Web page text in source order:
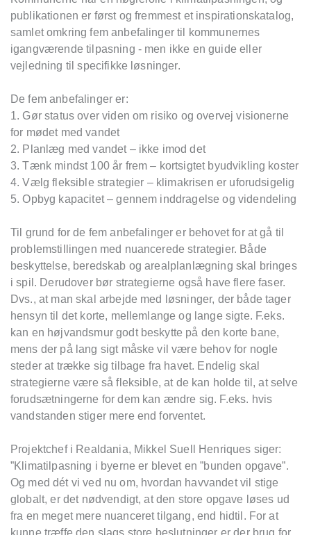
publikationen er først og fremmest et inspirationskatalog,
samlet omkring fem anbefalinger til kommunernes
igangværende tilpasning - men ikke en guide eller
vejledning til specifikke løsninger.
De fem anbefalinger er:
1. Gør status over viden om risiko og overvej visionerne
for mødet med vandet
2. Planlæg med vandet – ikke imod det
3. Tænk mindst 100 år frem – kortsigtet byudvikling koster
4. Vælg fleksible strategier – klimakrisen er uforudsigelig
5. Opbyg kapacitet – gennem inddragelse og videndeling
Til grund for de fem anbefalinger er behovet for at gå til
problemstillingen med nuancerede strategier. Både
beskyttelse, beredskab og arealplanlægning skal bringes
i spil. Derudover bør strategierne også have flere faser.
Dvs., at man skal arbejde med løsninger, der både tager
hensyn til det korte, mellemlange og lange sigte. F.eks.
kan en højvandsmur godt beskytte på den korte bane,
mens der på lang sigt måske vil være behov for nogle
steder at trække sig tilbage fra havet. Endelig skal
strategierne være så fleksible, at de kan holde til, at selve
forudsætningerne for dem kan ændre sig. F.eks. hvis
vandstanden stiger mere end forventet.
Projektchef i Realdania, Mikkel Suell Henriques siger:
”Klimatilpasning i byerne er blevet en ”bunden opgave”.
Og med dét vi ved nu om, hvordan havvandet vil stige
globalt, er det nødvendigt, at den store opgave løses ud
fra en meget mere nuanceret tilgang, end hidtil. For at